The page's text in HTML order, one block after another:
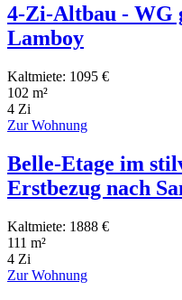
4-Zi-Altbau - WG
Lamboy
Kaltmiete: 1095 €
102 m²
4 Zi
Zur Wohnung
Belle-Etage im
Erstbezug nach
Kaltmiete: 1888 €
111 m²
4 Zi
Zur Wohnung